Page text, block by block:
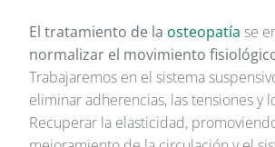
El tratamiento de la osteopatía se
normalizar el movimiento
Trabajaremos en el sistema
eliminar adherencias, las tensiones y
Recuperar la elasticidad,